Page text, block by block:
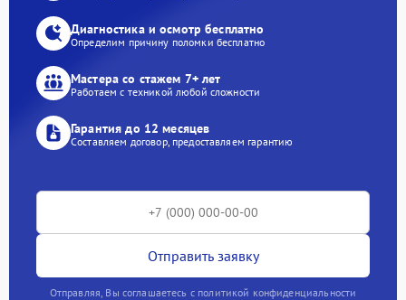
Диагностика и осмотр бесплатно
Определим причину поломки бесплатно
Мастера со стажем 7+ лет
Работаем с техникой любой сложности
Гарантия до 12 месяцев
Составляем договор, предоставляем гарантию
Отправить заявку
Отправляя, Вы соглашаетесь с политикой конфиденциальности